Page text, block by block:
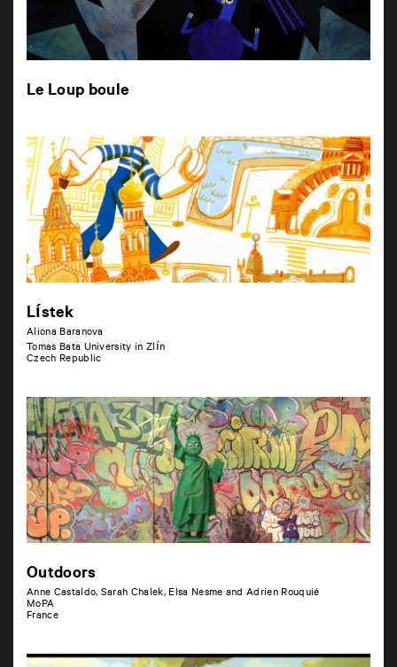
Le Loup boule
Lístek
Aliona Baranova
Tomas Bata University in Zlín
Czech Republic
Outdoors
Anne Castaldo, Sarah Chalek, Elsa Nesme and Adrien Rouquié
MoPA
France